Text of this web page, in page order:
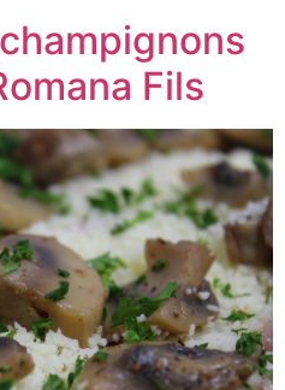
Fils